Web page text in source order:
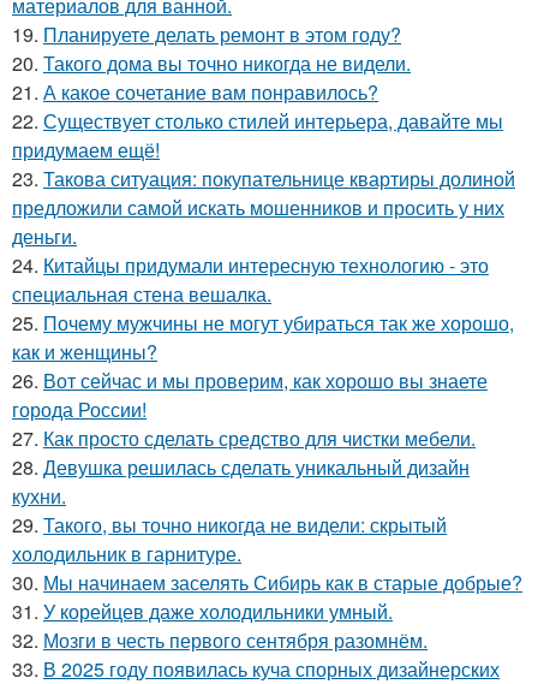
материалов для ванной.
19. Планируете делать ремонт в этом году?
20. Такого дома вы точно никогда не видели.
21. А какое сочетание вам понравилось?
22. Существует столько стилей интерьера, давайте мы
придумаем ещё!
23. Такова ситуация: покупательнице квартиры долиной
предложили самой искать мошенников и просить у них
деньги.
24. Китайцы придумали интересную технологию - это
специальная стена вешалка.
25. Почему мужчины не могут убираться так же хорошо,
как и женщины?
26. Вот сейчас и мы проверим, как хорошо вы знаете
города России!
27. Как просто сделать средство для чистки мебели.
28. Девушка решилась сделать уникальный дизайн
кухни.
29. Такого, вы точно никогда не видели: скрытый
холодильник в гарнитуре.
30. Мы начинаем заселять Сибирь как в старые добрые?
31. У корейцев даже холодильники умный.
32. Мозги в честь первого сентября разомнём.
33. В 2025 году появилась куча спорных дизайнерских